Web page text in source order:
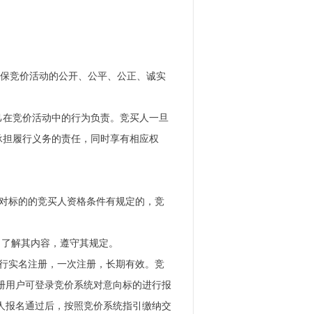
竞价活动的公开、公平、公正、诚实
竞价活动中的行为负责。竞买人一旦
履行义务的责任，同时享有相应权
标的的竞买人资格条件有规定的，竞
解其内容，遵守其规定。
实名注册，一次注册，长期有效。竞
户可登录竞价系统对意向标的进行报
报名通过后，按照竞价系统指引缴纳交